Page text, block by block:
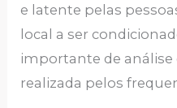
e latente pelas
local a ser
importante de análise
realizada pelos